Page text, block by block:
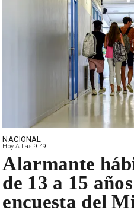
NACIONAL
Hoy A Las 9:49
Alarmante
de 13 a 15
encuesta del